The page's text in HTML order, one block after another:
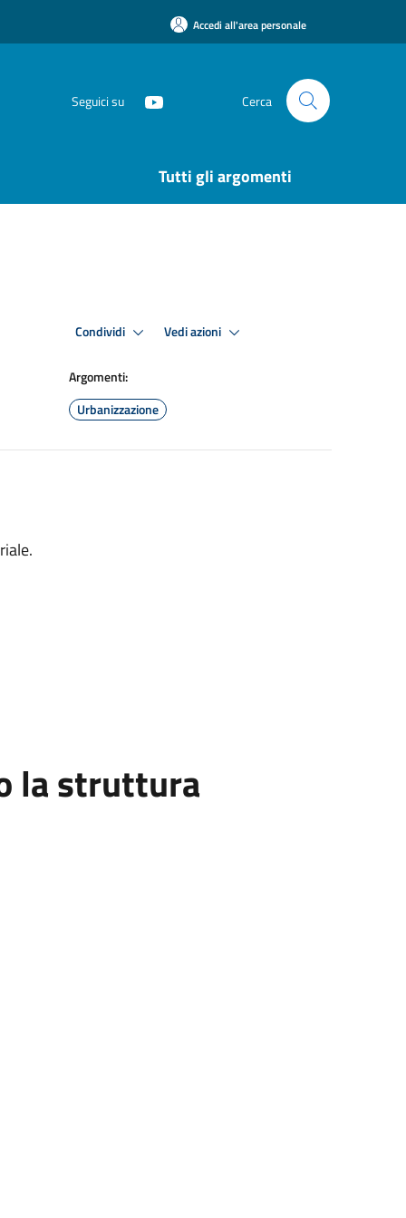
Accedi all'area personale
Seguici su Cerca
Tutti gli argomenti
Condividi Vedi azioni
Argomenti:
Urbanizzazione
la struttura